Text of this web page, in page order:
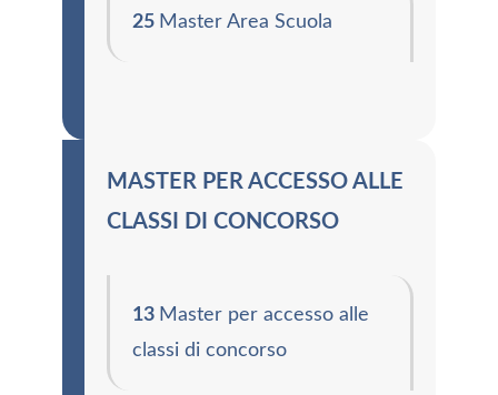
25 Master Area Scuola
MASTER PER ACCESSO ALLE
CLASSI DI CONCORSO
13 Master per accesso alle
classi di concorso